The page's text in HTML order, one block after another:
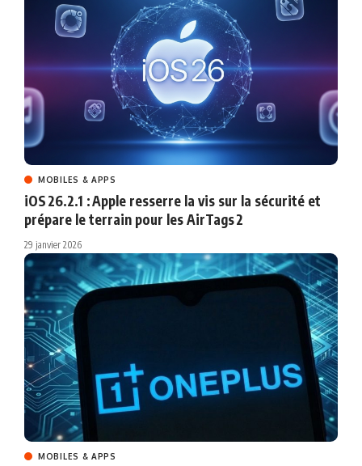
MOBILES & APPS
iOS 26.2.1 : Apple resserre la vis sur la sécurité et
prépare le terrain pour les AirTags 2
29 janvier 2026
MOBILES & APPS